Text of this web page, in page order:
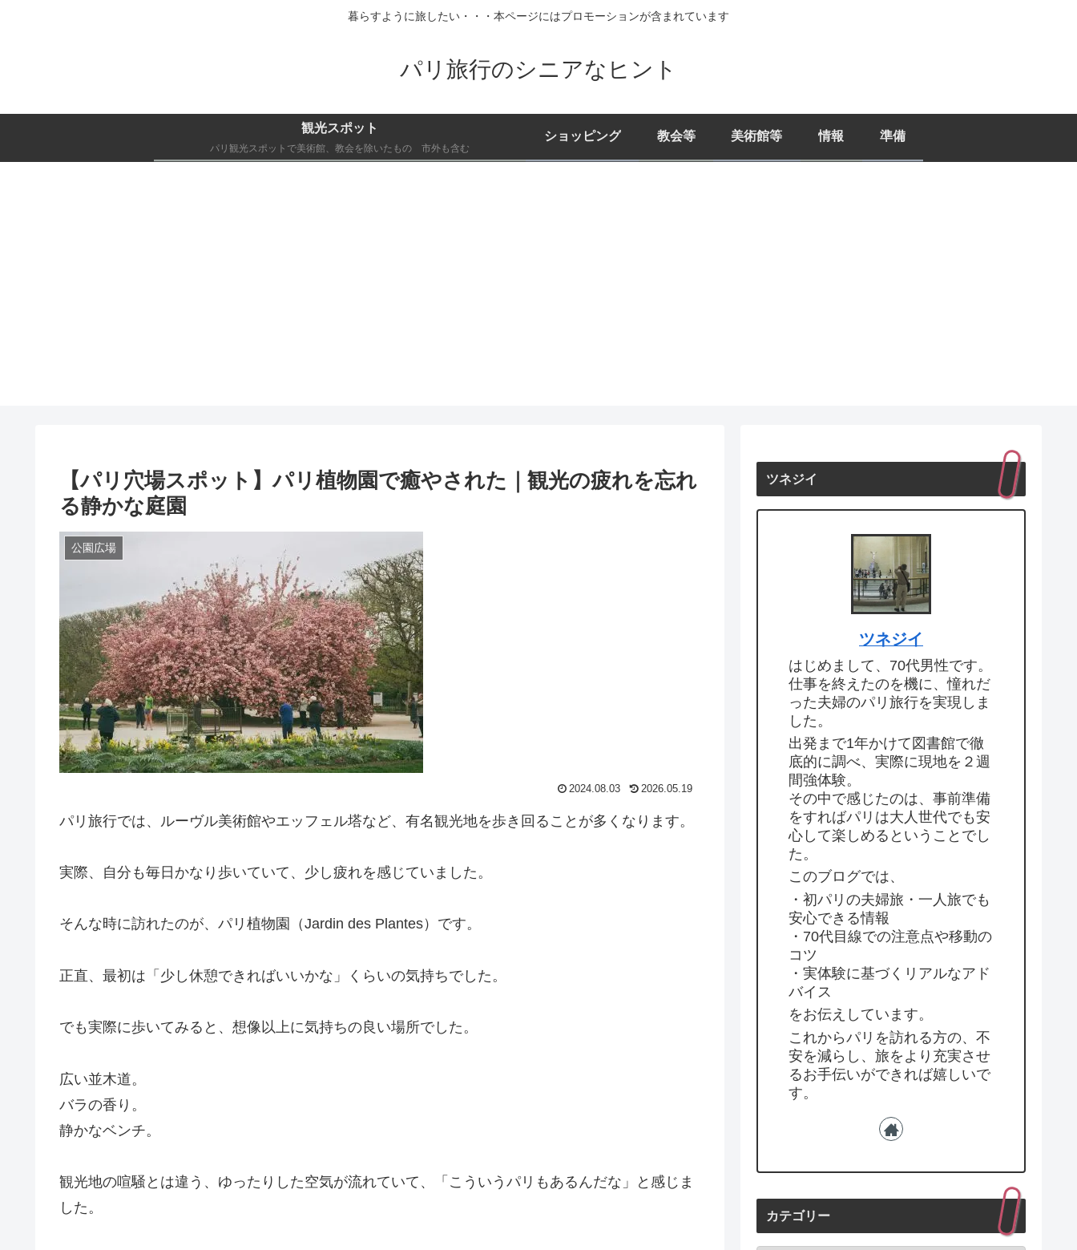
暮らすように旅したい・・・本ページにはプロモーションが含まれています
パリ旅行のシニアなヒント
観光スポット
パリ観光スポットで美術館、教会を除いたもの 市外も含む
ショッピング 教会等 美術館等 情報 準備
【パリ穴場スポット】パリ植物園で癒やされた｜観光の疲れを忘れ
る静かな庭園
公園広場
2024.08.03 2026.05.19
パリ旅行では、ルーヴル美術館やエッフェル塔など、有名観光地を歩き回ることが多くなります。
実際、自分も毎日かなり歩いていて、少し疲れを感じていました。
そんな時に訪れたのが、パリ植物園（Jardin des Plantes）です。
正直、最初は「少し休憩できればいいかな」くらいの気持ちでした。
でも実際に歩いてみると、想像以上に気持ちの良い場所でした。
広い並木道。
バラの香り。
静かなベンチ。
観光地の喧騒とは違う、ゆったりした空気が流れていて、「こういうパリもあるんだな」と感じま
した。
ツネジイ
ツネジイ
はじめまして、70代男性です。
仕事を終えたのを機に、憧れだ
った夫婦のパリ旅行を実現しま
した。
出発まで1年かけて図書館で徹
底的に調べ、実際に現地を２週
間強体験。
その中で感じたのは、事前準備
をすればパリは大人世代でも安
心して楽しめるということでし
た。
このブログでは、
・初パリの夫婦旅・一人旅でも
安心できる情報
・70代目線での注意点や移動の
コツ
・実体験に基づくリアルなアド
バイス
をお伝えしています。
これからパリを訪れる方の、不
安を減らし、旅をより充実させ
るお手伝いができれば嬉しいで
す。
カテゴリー